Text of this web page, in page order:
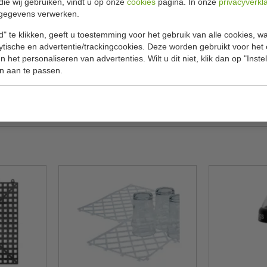
verwerken.
te klikken, geeft u toestemming voor het gebruik van alle cookies,
en advertentie/trackingcookies. Deze worden gebruikt voor het
het personaliseren van advertenties. Wilt u dit niet, klik dan op
aan te passen.
behulp van deze professionele maatschenker.
voorzien van een 3poot om gemakkelijk te
gaat lekken.
Model
Inhoud